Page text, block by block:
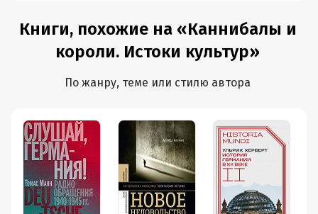
Книги, похожие на «Каннибалы и
короли. Истоки культур»
По жанру, теме или стилю автора